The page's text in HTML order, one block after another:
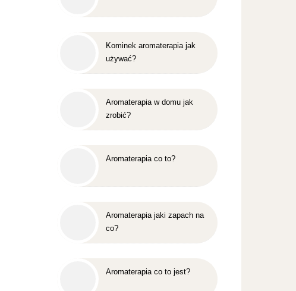
Kominek aromaterapia jak
używać?
Aromaterapia w domu jak
zrobić?
Aromaterapia co to?
Aromaterapia jaki zapach na
co?
Aromaterapia co to jest?